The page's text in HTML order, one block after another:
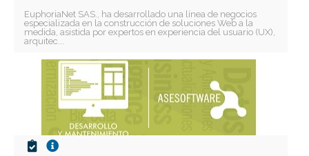
EuphoriaNet SAS., ha desarrollado una línea de negocios
especializada en la construcción de soluciones Web a la
medida, asistida por expertos en experiencia del usuario (UX),
arquitec...